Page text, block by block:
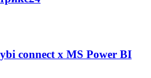
connect х MS Power BI